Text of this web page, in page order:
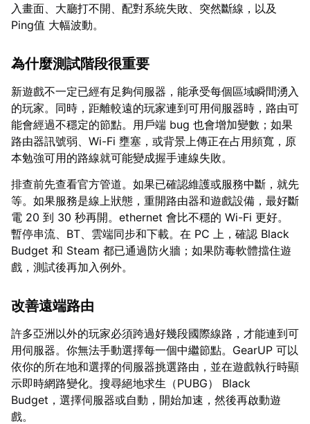
入畫面、大廳打不開、配對系統失敗、突然斷線，以及
Ping值 大幅波動。
為什麼測試階段很重要
新遊戲不一定已經有足夠伺服器，能承受每個區域瞬間湧入
的玩家。同時，距離較遠的玩家連到可用伺服器時，路由可
能會經過不穩定的節點。用戶端 bug 也會增加變數；如果
路由器訊號弱、Wi-Fi 壅塞，或背景上傳正在占用頻寬，原
本勉強可用的路線就可能變成握手連線失敗。
排查前先查看官方管道。如果已確認維護或服務中斷，就先
等。如果服務是線上狀態，重開路由器和遊戲設備，最好斷
電 20 到 30 秒再開。ethernet 會比不穩的 Wi-Fi 更好。
暫停串流、BT、雲端同步和下載。在 PC 上，確認 Black
Budget 和 Steam 都已通過防火牆；如果防毒軟體擋住遊
戲，測試後再加入例外。
改善遠端路由
許多亞洲以外的玩家必須跨過好幾段國際線路，才能連到可
用伺服器。你無法手動選擇每一個中繼節點。GearUP 可以
依你的所在地和選擇的伺服器挑選路由，並在遊戲執行時顯
示即時網路變化。搜尋絕地求生（PUBG） Black
Budget，選擇伺服器或自動，開始加速，然後再啟動遊
戲。